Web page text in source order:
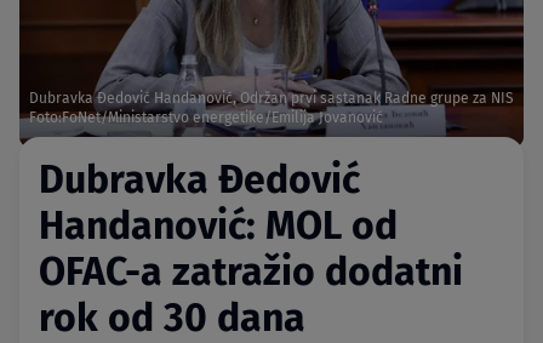
Dubravka Đedović Handanović, Održan prvi sastanak Radne grupe za NIS
Foto:FoNet/Ministarstvo energetike/Emilija Jovanović
Dubravka Đedović
Handanović: MOL od
OFAC-a zatražio dodatni
rok od 30 dana